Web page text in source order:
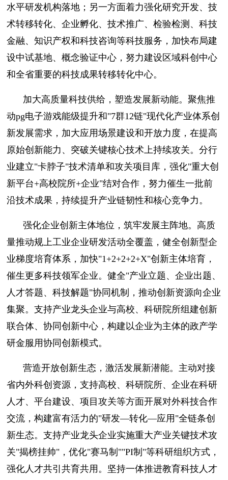
水平研发机构落地；另一方面着力强化研究开发、技
术转移转化、企业孵化、技术推广、检验检测、科技
金融、知识产权和科技咨询等科技服务，加快布局建
设中试基地、概念验证中心，努力建设区域科创中心
和全省重要的科技成果转移转化中心。
加大高质量科技供给，塑造发展新动能。聚焦推
动pg电子游戏能级提升和"7群12链"现代化产业体系创
新发展需求，加大应用场景建设和开放力度，在提高
原始创新能力、突破关键核心技术上持续攻关。分行
业建立"卡脖子"技术清单和攻关项目库，强化"重大创
新平台+高校院所+企业"结对合作，努力催生一批前
沿技术成果，持续提升产业链韧性和核心竞争力。
强化企业创新主体地位，筑牢发展主阵地。高质
量推动规上工业企业研发活动全覆盖，健全创新型企
业梯度培育体系，加快"1+2+2+2+X"创新主体培育，
催生更多科技领军企业。健全"产业立题、企业出题、
人才答题、科技解题"协同机制，推动创新资源向企业
集聚。支持产业龙头企业与高校、科研院所组建创新
联合体、协同创新中心，构建以企业为主体的政产学
研金服用协同创新模式。
营造开放创新生态，激活发展新潜能。主动对接
省内外科创资源，支持高校、科研院所、企业在科研
人才、平台建设、项目攻关等方面开展对外科技合作
交流，构建富有活力的"研发—转化—应用"全链条创
新生态。支持产业龙头企业实施重大产业关键技术攻
关"揭榜挂帅"，优化"赛马制""PI制"等科研组织方式，
强化人才共引共育共用。坚持一体推进教育科技人才